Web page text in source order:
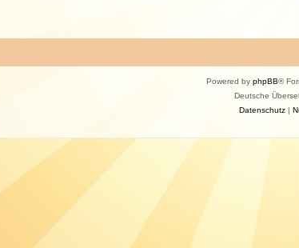
Powered by phpBB®
Deutsche
Datenschutz|